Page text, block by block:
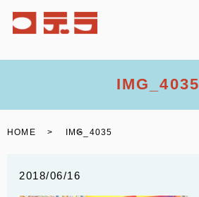
IMG_4035
HOME IMG_4035
2018/06/16